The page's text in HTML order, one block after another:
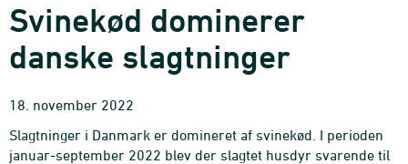
Svinekød dominerer
danske slagtninger
18. november 2022
Slagtninger i Danmark er domineret af svinekød. I perioden
januar-september 2022 blev der slagtet husdyr svarende til